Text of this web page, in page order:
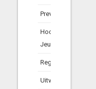
Preventief
Hoog
Jeugdhulp
Reguliere
Uitvoering